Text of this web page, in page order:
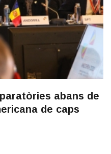
abans de
de caps